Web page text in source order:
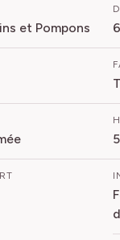
et Pompons